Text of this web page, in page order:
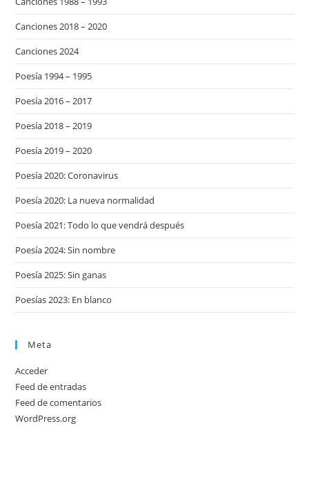
Canciones 2018 – 2020
Canciones 2024
Poesía 1994 – 1995
Poesía 2016 – 2017
Poesía 2018 – 2019
Poesía 2019 – 2020
Poesía 2020: Coronavirus
Poesía 2020: La nueva normalidad
Poesía 2021: Todo lo que vendrá después
Poesía 2024: Sin nombre
Poesía 2025: Sin ganas
Poesías 2023: En blanco
Meta
Acceder
Feed de entradas
Feed de comentarios
WordPress.org